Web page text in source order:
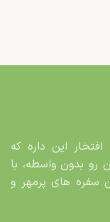
افتخار این داره که
رو بدون واسطه، با
سفره های پرمهر و